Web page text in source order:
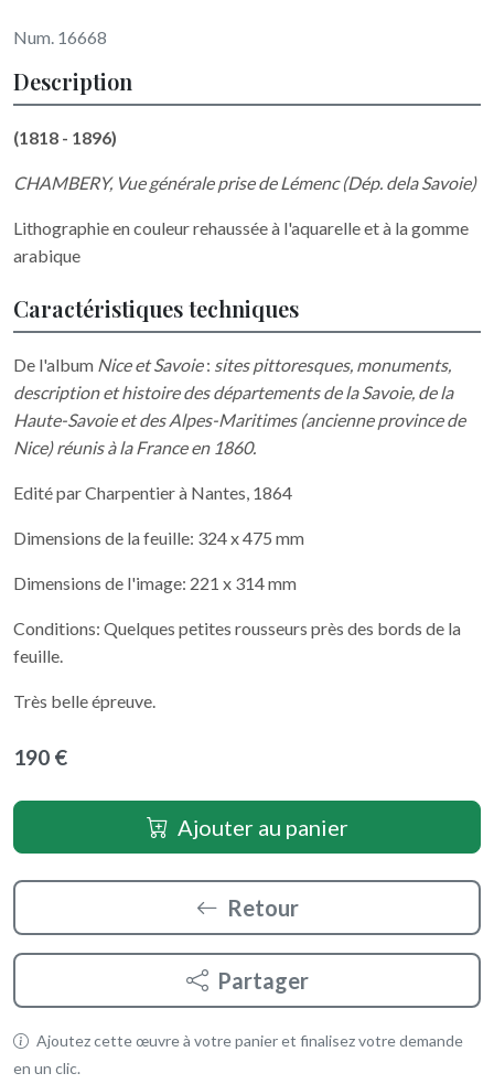
Num. 16668
Description
(1818 - 1896)
CHAMBERY, Vue générale prise de Lémenc (Dép. dela Savoie)
Lithographie en couleur rehaussée à l'aquarelle et à la gomme
arabique
Caractéristiques techniques
De l'album Nice et Savoie: sites pittoresques, monuments,
description et histoire des départements de la Savoie, de la
Haute-Savoie et des Alpes-Maritimes (ancienne province de
Nice) réunis à la France en 1860.
Edité par Charpentier à Nantes, 1864
Dimensions de la feuille: 324 x 475 mm
Dimensions de l'image: 221 x 314 mm
Conditions: Quelques petites rousseurs près des bords de la
feuille.
Très belle épreuve.
190 €
Ajouter au panier
Retour
Partager
Ajoutez cette œuvre à votre panier et finalisez votre demande
en un clic.